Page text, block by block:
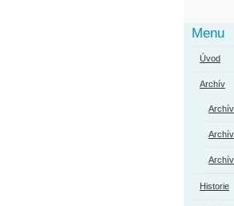
Menu
Úvod
Archív
Historie